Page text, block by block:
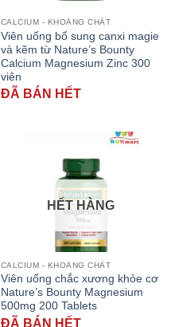
CALCIUM - KHOÁNG CHẤT
Viên uống bổ sung canxi magie
và kẽm từ Nature’s Bounty
Calcium Magnesium Zinc 300
viên
ĐÃ BÁN HẾT
HẾT HÀNG
CALCIUM - KHOÁNG CHẤT
Viên uống chắc xương khỏe cơ
Nature’s Bounty Magnesium
500mg 200 Tablets
ĐÃ BÁN HẾT